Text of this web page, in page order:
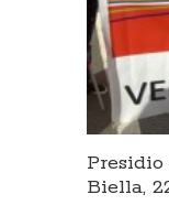
Biella,